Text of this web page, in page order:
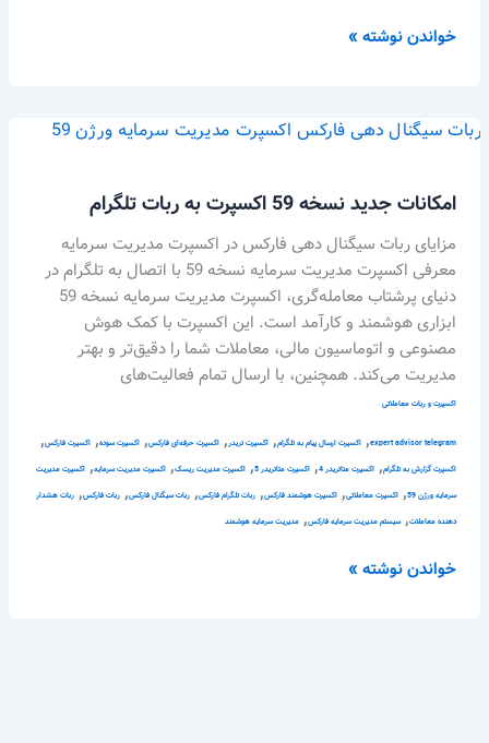
خواندن نوشته »
امکانات جدید نسخه 59 اکسپرت به ربات تلگرام
مزایای ربات سیگنال دهی فارکس در اکسپرت مدیریت سرمایه
معرفی اکسپرت مدیریت سرمایه نسخه 59 با اتصال به تلگرام در
دنیای پرشتاب معامله‌گری، اکسپرت مدیریت سرمایه نسخه 59
ابزاری هوشمند و کارآمد است. این اکسپرت با کمک هوش
مصنوعی و اتوماسیون مالی، معاملات شما را دقیق‌تر و بهتر
مدیریت می‌کند. همچنین، با ارسال تمام فعالیت‌های
اکسپرت و ربات معاملاتی
expert advisor telegram
, اکسپرت ارسال پیام به تلگرام, اکسپرت تریدر, اکسپرت حرفه‌ای فارکس, اکسپرت سوده, اکسپرت فارکس,
اکسپرت گزارش به تلگرام, اکسپرت متاتریدر 4 , اکسپرت متاتریدر 5 , اکسپرت مدیریت ریسک, اکسپرت مدیریت سرمایه, اکسپرت مدیریت
سرمایه ورژن 59
, اکسپرت معاملاتی, اکسپرت هوشمند فارکس, ربات تلگرام فارکس, ربات سیگنال فارکس, ربات فارکس, ربات هشدار
دهنده معاملات,سیستم مدیریت سرمایه فارکس, مدیریت سرمایه هوشمند
امکانات
59
اکسپرت
ربات
تلگرام
خواندن نوشته »